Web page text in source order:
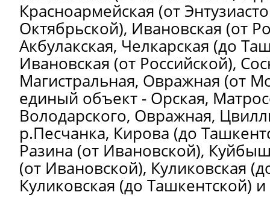
Красноармейская (от
Октябрьской), Ивановская (от
Акбулакская, Челкарская (до
Ивановская (от Российской),
Магистральная, Овражная (от
единый объект - Орская,
Володарского, Овражная,
р.Песчанка, Кирова (до
Разина (от Ивановской),
(от Ивановской), Куликовская
Куликовская (до Ташкентской)